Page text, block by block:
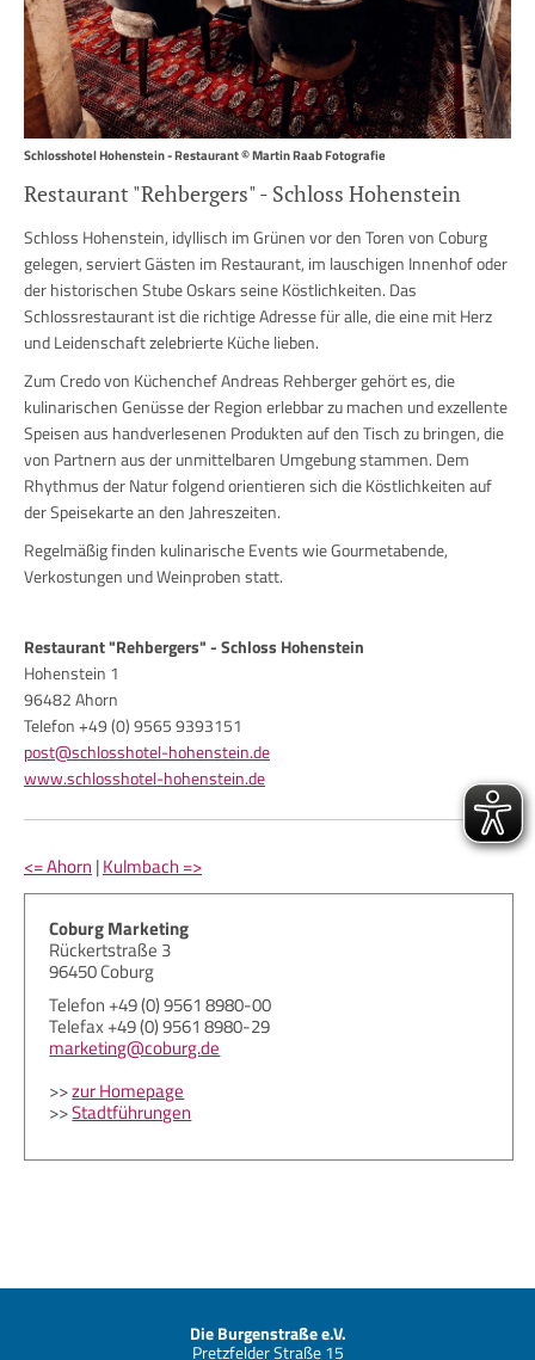
Schlosshotel Hohenstein - Restaurant © Martin Raab Fotografie
Restaurant "Rehbergers" - Schloss Hohenstein
Schloss Hohenstein, idyllisch im Grünen vor den Toren von Coburg
gelegen, serviert Gästen im Restaurant, im lauschigen Innenhof oder
der historischen Stube Oskars seine Köstlichkeiten. Das
Schlossrestaurant ist die richtige Adresse für alle, die eine mit Herz
und Leidenschaft zelebrierte Küche lieben.
Zum Credo von Küchenchef Andreas Rehberger gehört es, die
kulinarischen Genüsse der Region erlebbar zu machen und exzellente
Speisen aus handverlesenen Produkten auf den Tisch zu bringen, die
von Partnern aus der unmittelbaren Umgebung stammen. Dem
Rhythmus der Natur folgend orientieren sich die Köstlichkeiten auf
der Speisekarte an den Jahreszeiten.
Regelmäßig finden kulinarische Events wie Gourmetabende,
Verkostungen und Weinproben statt.
Restaurant "Rehbergers" - Schloss Hohenstein
Hohenstein 1
96482 Ahorn
Telefon +49 (0) 9565 9393151
post@schlosshotel-hohenstein.de
www.schlosshotel-hohenstein.de
<= Ahorn |Kulmbach =>
Coburg Marketing
Rückertstraße 3
96450 Coburg
Telefon +49 (0) 9561 8980-00
Telefax +49 (0) 9561 8980-29
marketing@coburg.de
>>zur Homepage
>>Stadtführungen
Die Burgenstraße e.V.
Pretzfelder Straße 15